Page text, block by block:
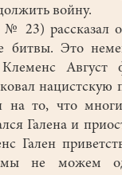
войну.
рассказал о
битвы. Это
Август
нацистскую
на то, что
Галена и
Гален
не можем